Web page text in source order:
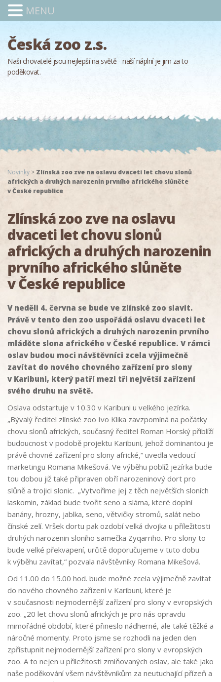
Česká zoo z.s.
Naši chovatelé jsou nejlepší na světě - naší náplní je jim za to
poděkovat.
Novinky > Zlínská zoo zve na oslavu dvaceti let chovu slonů
afrických a druhých narozenin prvního afrického slůněte
v České republice
Zlínská zoo zve na oslavu
dvaceti let chovu slonů
afrických a druhých narozenin
prvního afrického slůněte
v České republice
V neděli 4. června se bude ve zlínské zoo slavit.
Právě v tento den zoo uspořádá oslavu dvaceti let
chovu slonů afrických a druhých narozenin prvního
mláděte slona afrického v České republice. V rámci
oslav budou moci návštěvníci zcela výjimečně
zavítat do nového chovného zařízení pro slony
v Karibuni, který patří mezi tři největší zařízení
svého druhu na světě.
Oslava odstartuje v 10.30 v Karibuni u velkého jezírka.
„Bývalý ředitel zlínské zoo Ivo Klika zavzpomíná na počátky
chovu slonů afrických, současný ředitel Roman Horský přiblíží
budoucnost v podobě projektu Karibuni, jehož dominantou je
právě chovné zařízení pro slony africké,“ uvedla vedoucí
marketingu Romana Mikešová. Ve výběhu poblíž jezírka bude
tou dobou již také připraven obří narozeninový dort pro
slůně a trojici slonic. „Vytvoříme jej z těch největších sloních
laskomin, základ bude tvořit seno a sláma, které doplní
banány, hrozny, jablka, seno, větvičky stromů, salát nebo
čínské zelí. Vršek dortu pak ozdobí velká dvojka u příležitosti
druhých narozenin sloního samečka Zyqarriho. Pro slony to
bude velké překvapení, určitě doporučujeme v tuto dobu
k výběhu zavítat,“ pozvala návštěvníky Romana Mikešová.
Od 11.00 do 15.00 hod. bude možné zcela výjimečně zavítat
do nového chovného zařízení v Karibuni, které je
v současnosti nejmodernější zařízení pro slony v evropských
zoo. „20 let chovu slonů afrických je pro nás opravdu
mimořádné období, které přineslo nádherné, ale také těžké a
náročné momenty. Proto jsme se rozhodli na jeden den
zpřístupnit nejmodernější zařízení pro slony v evropských
zoo. A to nejen u příležitosti zmiňovaných oslav, ale také jako
naše poděkování všem návštěvníkům za neutuchající přízeň a
MENU